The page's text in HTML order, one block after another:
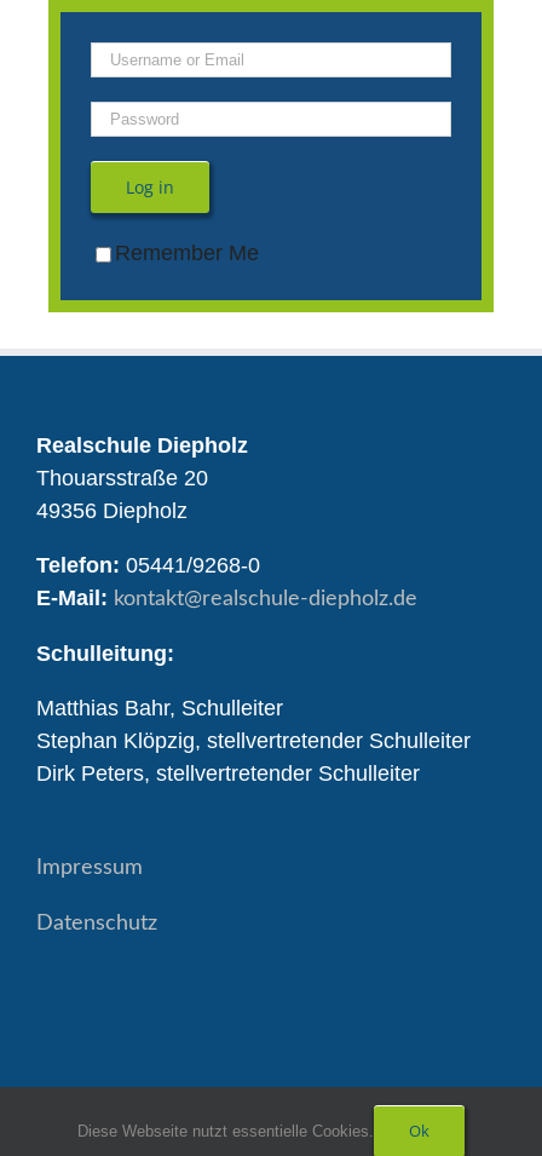
Log in
Remember Me
Realschule Diepholz
Thouarsstraße 20
49356 Diepholz
Telefon: 05441/9268-0
E-Mail: kontakt@realschule-diepholz.de
Schulleitung:
Matthias Bahr, Schulleiter
Stephan Klöpzig, stellvertretender Schulleiter
Dirk Peters, stellvertretender Schulleiter
Impressum
Datenschutz
Diese Webseite nutzt essentielle Cookies. Ok